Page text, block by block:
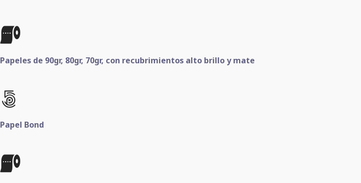
Papeles de 90gr, 80gr, 70gr, con recubrimientos alto brillo y mate
Papel Bond